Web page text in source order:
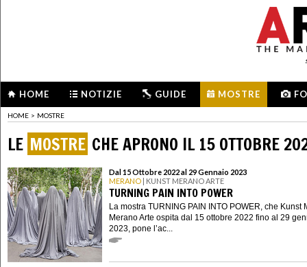
HOME NOTIZIE GUIDE MOSTRE
HOME > MOSTRE
LE MOSTRE CHE APRONO IL 15 OTTOBRE
Dal 15 Ottobre 2022 al 29 Gennaio 2023
MERANO | KUNST MERANO ARTE
TURNING PAIN INTO POWER
La mostra TURNING PAIN INTO POWER, che Kunst
Merano Arte ospita dal 15 ottobre 2022 fino al 29
2023, pone l’ac...